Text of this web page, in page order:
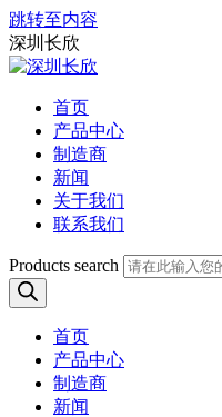
跳转至内容
深圳长欣
首页
产品中心
制造商
新闻
关于我们
联系我们
Products search
首页
产品中心
制造商
新闻